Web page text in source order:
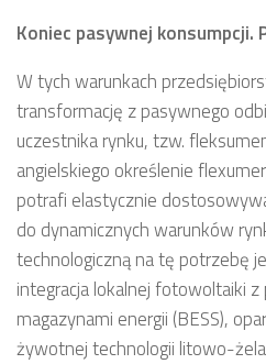
Koniec pasywnej
W tych warunkach
transformację z pasywnego
uczestnika rynku, tzw.
angielskiego określenie
potrafi elastycznie
do dynamicznych warunków
technologiczną na tę potrzebę
integracja lokalnej fotowoltaiki
magazynami energii (BESS),
żywotnej technologii litowo-